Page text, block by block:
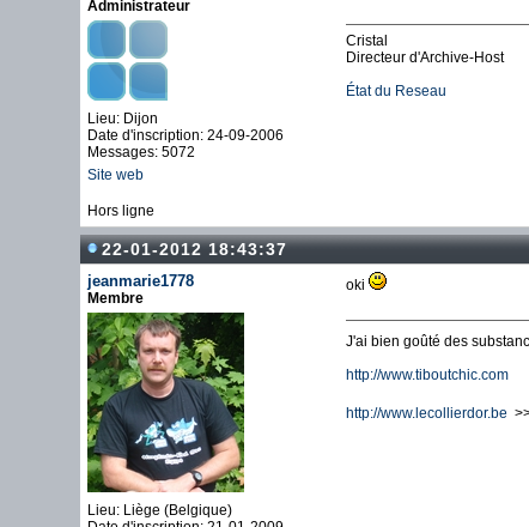
Administrateur
Lieu: Dijon
Date d'inscription: 24-09-2006
Messages: 5072
Site web
Cristal
Directeur d'Archive-Host
État du Reseau
Hors ligne
22-01-2012 18:43:37
jeanmarie1778
Membre
Lieu: Liège (Belgique)
oki
J'ai bien goûté des
http://www.tiboutchic.com
http://www.lecollierdor.be